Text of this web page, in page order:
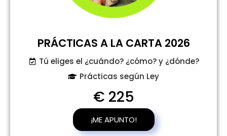
PRÁCTICAS A LA CARTA 2026
Tú eliges el ¿cuándo? ¿cómo? y ¿dónde?
Prácticas según Ley
€ 225
¡ME APUNTO!